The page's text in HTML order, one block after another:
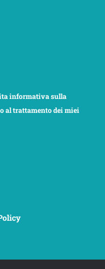
informativa sulla
al trattamento dei miei